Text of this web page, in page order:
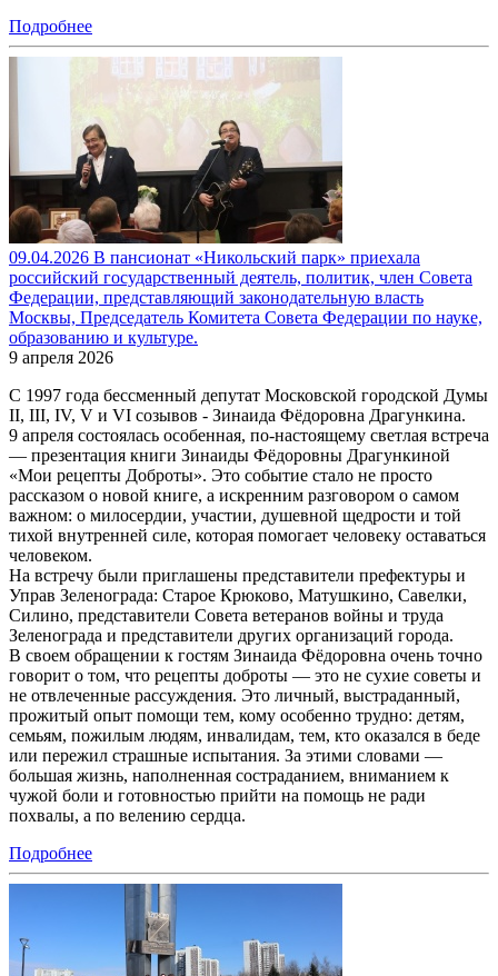
Подробнее
09.04.2026 В пансионат «Никольский парк» приехала
российский государственный деятель, политик, член Совета
Федерации, представляющий законодательную власть
Москвы, Председатель Комитета Совета Федерации по науке,
образованию и культуре.
9 апреля 2026
С 1997 года бессменный депутат Московской городской Думы
II, III, IV, V и VI созывов - Зинаида Фёдоровна Драгункина.
9 апреля состоялась особенная, по-настоящему светлая встреча
— презентация книги Зинаиды Фёдоровны Драгункиной
«Мои рецепты Доброты». Это событие стало не просто
рассказом о новой книге, а искренним разговором о самом
важном: о милосердии, участии, душевной щедрости и той
тихой внутренней силе, которая помогает человеку оставаться
человеком.
На встречу были приглашены представители префектуры и
Управ Зеленограда: Старое Крюково, Матушкино, Савелки,
Силино, представители Совета ветеранов войны и труда
Зеленограда и представители других организаций города.
В своем обращении к гостям Зинаида Фёдоровна очень точно
говорит о том, что рецепты доброты — это не сухие советы и
не отвлеченные рассуждения. Это личный, выстраданный,
прожитый опыт помощи тем, кому особенно трудно: детям,
семьям, пожилым людям, инвалидам, тем, кто оказался в беде
или пережил страшные испытания. За этими словами —
большая жизнь, наполненная состраданием, вниманием к
чужой боли и готовностью прийти на помощь не ради
похвалы, а по велению сердца.
Подробнее